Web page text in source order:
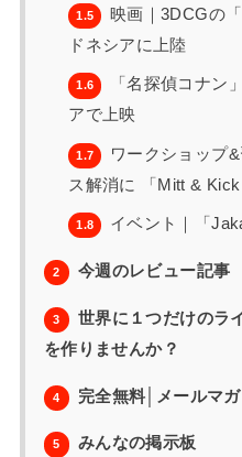
1.5
映画｜3DCGの
ドネシアに上陸
1.6
「名探偵コナン
アで上映
1.7
ワークショップ
ス解消に 「Mitt & Kick
1.8 イベント｜「
2 今週のレビュー記事
3
世界に１つだけのラ
を作りませんか？
4 完全無料│メールマ
5 みんなの掲示板